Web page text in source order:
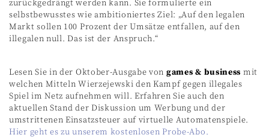
zurückgedrängt werden kann. Sie formulierte ein
selbstbewusstes wie ambitioniertes Ziel: „Auf den legalen
Markt sollen 100 Prozent der Umsätze entfallen, auf den
illegalen null. Das ist der Anspruch.“
Lesen Sie in der Oktober-Ausgabe von games & business mit
welchen Mitteln Wierzejewski den Kampf gegen illegales
Spiel im Netz aufnehmen will. Erfahren Sie auch den
aktuellen Stand der Diskussion um Werbung und der
umstrittenen Einsatzsteuer auf virtuelle Automatenspiele.
Hier geht es zu unserem kostenlosen Probe-Abo.